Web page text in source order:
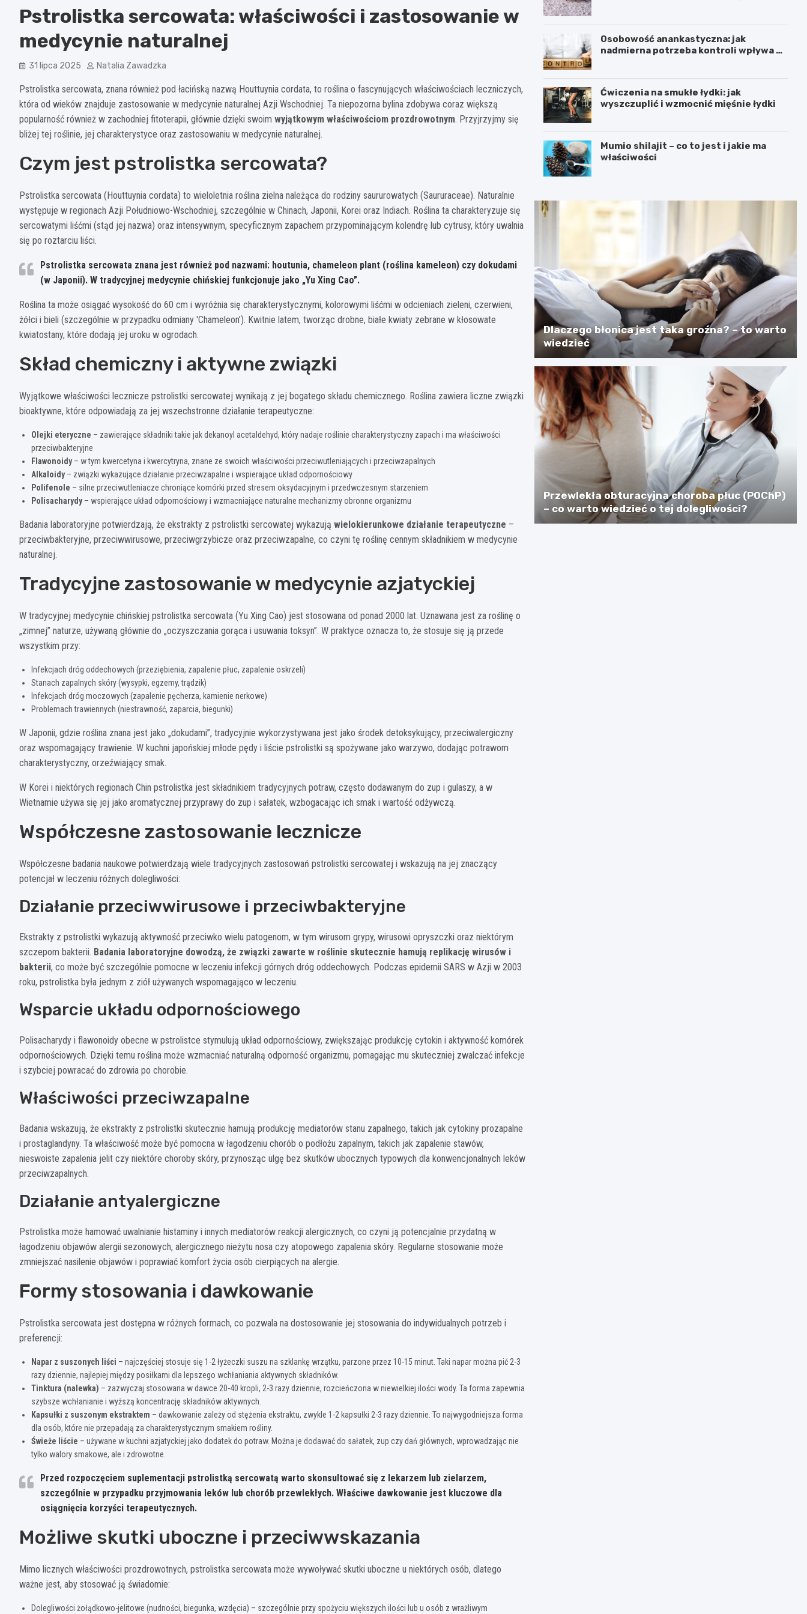
Pstrolistka sercowata: właściwości i zastosowanie w
medycynie naturalnej
31 lipca 2025 Natalia Zawadzka
Pstrolistka sercowata, znana również pod łacińską nazwą Houttuynia cordata, to roślina o fascynujących właściwościach leczniczych,
która od wieków znajduje zastosowanie w medycynie naturalnej Azji Wschodniej. Ta niepozorna bylina zdobywa coraz większą
popularność również w zachodniej fitoterapii, głównie dzięki swoim wyjątkowym właściwościom prozdrowotnym. Przyjrzyjmy się
bliżej tej roślinie, jej charakterystyce oraz zastosowaniu w medycynie naturalnej.
Czym jest pstrolistka sercowata?
Pstrolistka sercowata (Houttuynia cordata) to wieloletnia roślina zielna należąca do rodziny saururowatych (Saururaceae). Naturalnie
występuje w regionach Azji Południowo-Wschodniej, szczególnie w Chinach, Japonii, Korei oraz Indiach. Roślina ta charakteryzuje się
sercowatymi liśćmi (stąd jej nazwa) oraz intensywnym, specyficznym zapachem przypominającym kolendrę lub cytrusy, który uwalnia
się po roztarciu liści.
Pstrolistka sercowata znana jest również pod nazwami: houtunia, chameleon plant (roślina kameleon) czy dokudami
(w Japonii). W tradycyjnej medycynie chińskiej funkcjonuje jako „Yu Xing Cao”.
Roślina ta może osiągać wysokość do 60 cm i wyróżnia się charakterystycznymi, kolorowymi liśćmi w odcieniach zieleni, czerwieni,
żółci i bieli (szczególnie w przypadku odmiany 'Chameleon’). Kwitnie latem, tworząc drobne, białe kwiaty zebrane w kłosowate
kwiatostany, które dodają jej uroku w ogrodach.
Skład chemiczny i aktywne związki
Wyjątkowe właściwości lecznicze pstrolistki sercowatej wynikają z jej bogatego składu chemicznego. Roślina zawiera liczne związki
bioaktywne, które odpowiadają za jej wszechstronne działanie terapeutyczne:
Olejki eteryczne – zawierające składniki takie jak dekanoyl acetaldehyd, który nadaje roślinie charakterystyczny zapach i ma właściwości
przeciwbakteryjne
Flawonoidy– w tym kwercetyna i kwercytryna, znane ze swoich właściwości przeciwutleniających i przeciwzapalnych
Alkaloidy– związki wykazujące działanie przeciwzapalne i wspierające układ odpornościowy
Polifenole – silne przeciwutleniacze chroniące komórki przed stresem oksydacyjnym i przedwczesnym starzeniem
Polisacharydy– wspierające układ odpornościowy i wzmacniające naturalne mechanizmy obronne organizmu
Badania laboratoryjne potwierdzają, że ekstrakty z pstrolistki sercowatej wykazują wielokierunkowe działanie terapeutyczne –
przeciwbakteryjne, przeciwwirusowe, przeciwgrzybicze oraz przeciwzapalne, co czyni tę roślinę cennym składnikiem w medycynie
naturalnej.
Tradycyjne zastosowanie w medycynie azjatyckiej
W tradycyjnej medycynie chińskiej pstrolistka sercowata (Yu Xing Cao) jest stosowana od ponad 2000 lat. Uznawana jest za roślinę o
„zimnej” naturze, używaną głównie do „oczyszczania gorąca i usuwania toksyn”. W praktyce oznacza to, że stosuje się ją przede
wszystkim przy:
Infekcjach dróg oddechowych (przeziębienia, zapalenie płuc, zapalenie oskrzeli)
Stanach zapalnych skóry (wysypki, egzemy, trądzik)
Infekcjach dróg moczowych (zapalenie pęcherza, kamienie nerkowe)
Problemach trawiennych (niestrawność, zaparcia, biegunki)
W Japonii, gdzie roślina znana jest jako „dokudami”, tradycyjnie wykorzystywana jest jako środek detoksykujący, przeciwalergiczny
oraz wspomagający trawienie. W kuchni japońskiej młode pędy i liście pstrolistki są spożywane jako warzywo, dodając potrawom
charakterystyczny, orzeźwiający smak.
W Korei i niektórych regionach Chin pstrolistka jest składnikiem tradycyjnych potraw, często dodawanym do zup i gulaszy, a w
Wietnamie używa się jej jako aromatycznej przyprawy do zup i sałatek, wzbogacając ich smak i wartość odżywczą.
Współczesne zastosowanie lecznicze
Współczesne badania naukowe potwierdzają wiele tradycyjnych zastosowań pstrolistki sercowatej i wskazują na jej znaczący
potencjał w leczeniu różnych dolegliwości:
Działanie przeciwwirusowe i przeciwbakteryjne
Ekstrakty z pstrolistki wykazują aktywność przeciwko wielu patogenom, w tym wirusom grypy, wirusowi opryszczki oraz niektórym
szczepom bakterii. Badania laboratoryjne dowodzą, że związki zawarte w roślinie skutecznie hamują replikację wirusów i
bakterii, co może być szczególnie pomocne w leczeniu infekcji górnych dróg oddechowych. Podczas epidemii SARS w Azji w 2003
roku, pstrolistka była jednym z ziół używanych wspomagająco w leczeniu.
Wsparcie układu odpornościowego
Polisacharydy i flawonoidy obecne w pstrolistce stymulują układ odpornościowy, zwiększając produkcję cytokin i aktywność komórek
odpornościowych. Dzięki temu roślina może wzmacniać naturalną odporność organizmu, pomagając mu skuteczniej zwalczać infekcje
i szybciej powracać do zdrowia po chorobie.
Właściwości przeciwzapalne
Badania wskazują, że ekstrakty z pstrolistki skutecznie hamują produkcję mediatorów stanu zapalnego, takich jak cytokiny prozapalne
i prostaglandyny. Ta właściwość może być pomocna w łagodzeniu chorób o podłożu zapalnym, takich jak zapalenie stawów,
nieswoiste zapalenia jelit czy niektóre choroby skóry, przynosząc ulgę bez skutków ubocznych typowych dla konwencjonalnych leków
przeciwzapalnych.
Działanie antyalergiczne
Pstrolistka może hamować uwalnianie histaminy i innych mediatorów reakcji alergicznych, co czyni ją potencjalnie przydatną w
łagodzeniu objawów alergii sezonowych, alergicznego nieżytu nosa czy atopowego zapalenia skóry. Regularne stosowanie może
zmniejszać nasilenie objawów i poprawiać komfort życia osób cierpiących na alergie.
Formy stosowania i dawkowanie
Pstrolistka sercowata jest dostępna w różnych formach, co pozwala na dostosowanie jej stosowania do indywidualnych potrzeb i
preferencji:
Napar z suszonych liści – najczęściej stosuje się 1-2 łyżeczki suszu na szklankę wrzątku, parzone przez 10-15 minut. Taki napar można pić 2-3
razy dziennie, najlepiej między posiłkami dla lepszego wchłaniania aktywnych składników.
Tinktura (nalewka) – zazwyczaj stosowana w dawce 20-40 kropli, 2-3 razy dziennie, rozcieńczona w niewielkiej ilości wody. Ta forma zapewnia
szybsze wchłanianie i wyższą koncentrację składników aktywnych.
Kapsułki z suszonym ekstraktem – dawkowanie zależy od stężenia ekstraktu, zwykle 1-2 kapsułki 2-3 razy dziennie. To najwygodniejsza forma
dla osób, które nie przepadają za charakterystycznym smakiem rośliny.
Świeże liście – używane w kuchni azjatyckiej jako dodatek do potraw. Można je dodawać do sałatek, zup czy dań głównych, wprowadzając nie
tylko walory smakowe, ale i zdrowotne.
Przed rozpoczęciem suplementacji pstrolistką sercowatą warto skonsultować się z lekarzem lub zielarzem,
szczególnie w przypadku przyjmowania leków lub chorób przewlekłych. Właściwe dawkowanie jest kluczowe dla
osiągnięcia korzyści terapeutycznych.
Możliwe skutki uboczne i przeciwwskazania
Mimo licznych właściwości prozdrowotnych, pstrolistka sercowata może wywoływać skutki uboczne u niektórych osób, dlatego
ważne jest, aby stosować ją świadomie:
Dolegliwości żołądkowo-jelitowe (nudności, biegunka, wzdęcia) – szczególnie przy spożyciu większych ilości lub u osób z wrażliwym
Osobowość anankastyczna: jak
nadmierna potrzeba kontroli wpływa na
Ćwiczenia na smukłe łydki: jak
wyszczuplić i wzmocnić mięśnie łydki
Mumio shilajit – co to jest i jakie ma
właściwości
Dlaczego błonica jest taka groźna? – to warto
wiedzieć
Przewlekła obturacyjna choroba płuc (POChP)
– co warto wiedzieć o tej dolegliwości?